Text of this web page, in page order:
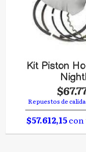
Kit Piston
Repuestos de
$57.612,15